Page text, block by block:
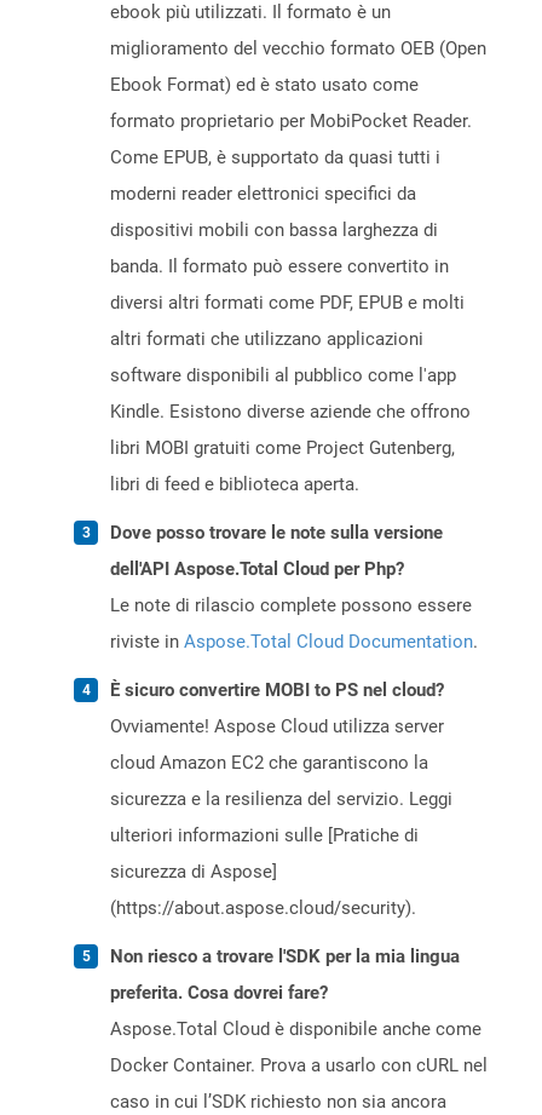
ebook più utilizzati. Il formato è un
miglioramento del vecchio formato OEB (Open
Ebook Format) ed è stato usato come
formato proprietario per MobiPocket Reader.
Come EPUB, è supportato da quasi tutti i
moderni reader elettronici specifici da
dispositivi mobili con bassa larghezza di
banda. Il formato può essere convertito in
diversi altri formati come PDF, EPUB e molti
altri formati che utilizzano applicazioni
software disponibili al pubblico come l'app
Kindle. Esistono diverse aziende che offrono
libri MOBI gratuiti come Project Gutenberg,
libri di feed e biblioteca aperta.
Dove posso trovare le note sulla versione
dell'API Aspose.Total Cloud per Php?
Le note di rilascio complete possono essere
riviste in Aspose.Total Cloud Documentation.
È sicuro convertire MOBI to PS nel cloud?
Ovviamente! Aspose Cloud utilizza server
cloud Amazon EC2 che garantiscono la
sicurezza e la resilienza del servizio. Leggi
ulteriori informazioni sulle [Pratiche di
sicurezza di Aspose]
(https://about.aspose.cloud/security).
Non riesco a trovare l'SDK per la mia lingua
preferita. Cosa dovrei fare?
Aspose.Total Cloud è disponibile anche come
Docker Container. Prova a usarlo con cURL nel
caso in cui l’SDK richiesto non sia ancora